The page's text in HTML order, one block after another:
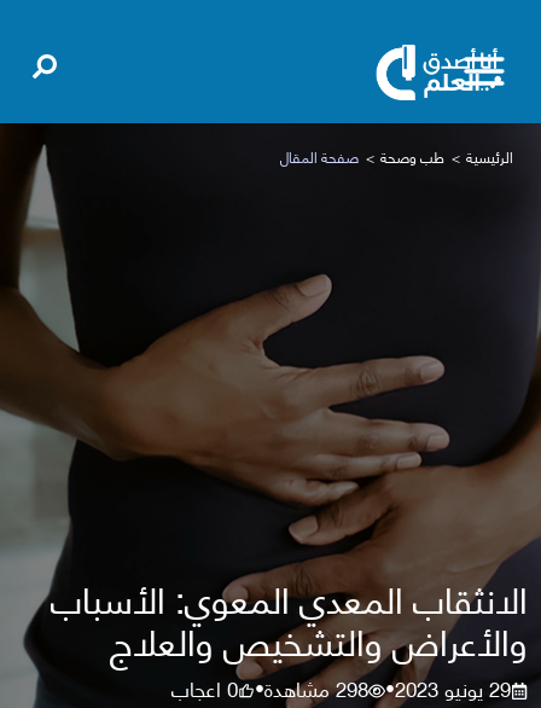
الرئيسية طب وصحة صفحة المقال
الانثقاب المعدي المعوي: الأسباب
والأعراض والتشخيص والعلاج
29 يونيو 2023 •
298مشاهدة•
0اعجاب